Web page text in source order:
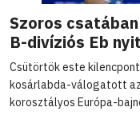
Szoros
B-divíziós Eb
Csütörtök este
kosárlabda-válogatott
korosztályos Európa-